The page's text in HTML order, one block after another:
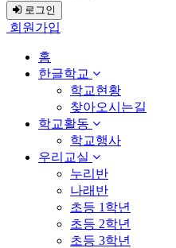
로그인
회원가입
홈
한글학교
학교현황
찾아오시는길
학교활동
학교행사
우리교실
누리반
나래반
초등 1학년
초등 2학년
초등 3학년